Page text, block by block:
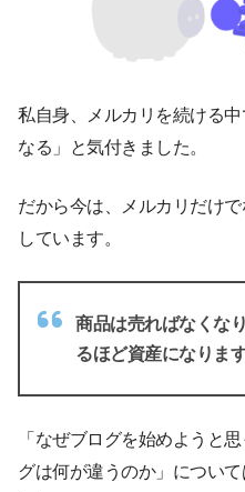
私自身、メルカリを続ける
なる」と気付きました。
だから今は、メルカリだけ
しています。
商品は売ればなくな
るほど資産になります
「なぜブログを始めようと
グは何が違うのか」につい